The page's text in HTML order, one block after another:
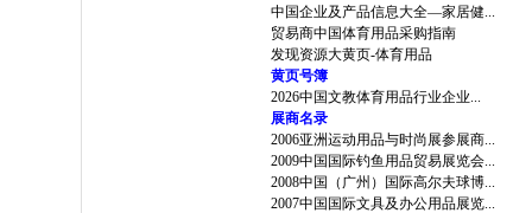
中国企业及产品信息大全—家居健...
贸易商中国体育用品采购指南
发现资源大黄页-体育用品
黄页号簿
2026中国文教体育用品行业企业...
展商名录
2006亚洲运动用品与时尚展参展商...
2009中国国际钓鱼用品贸易展览会...
2008中国（广州）国际高尔夫球博...
2007中国国际文具及办公用品展览...